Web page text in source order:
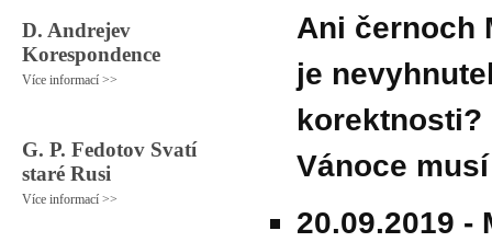
D. Andrejev
Korespondence
Více informací >>
G. P. Fedotov Svatí
staré Rusi
Více informací >>
Ani černoch
je
korektnosti?
Vánoce
20.09.2019 -